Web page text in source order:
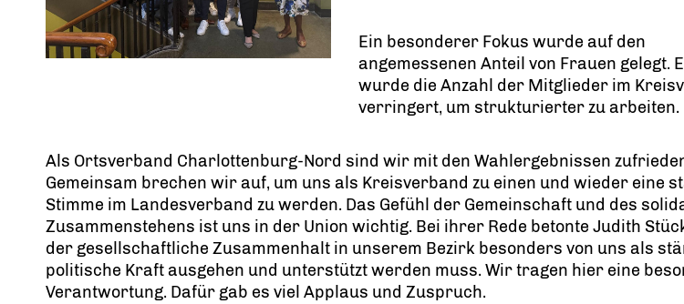
Ein besonderer Fokus wurde auf den
angemessenen Anteil von Frauen gelegt.
wurde die Anzahl der Mitglieder im
verringert, um strukturierter zu arbeiten.
Als Ortsverband Charlottenburg-Nord sind wir mit den Wahlergebnissen
Gemeinsam brechen wir auf, um uns als Kreisverband zu einen und wieder eine
Stimme im Landesverband zu werden. Das Gefühl der Gemeinschaft und des
Zusammenstehens ist uns in der Union wichtig. Bei ihrer Rede betonte Judith
der gesellschaftliche Zusammenhalt in unserem Bezirk besonders von uns als
politische Kraft ausgehen und unterstützt werden muss. Wir tragen hier eine
Verantwortung. Dafür gab es viel Applaus und Zuspruch.